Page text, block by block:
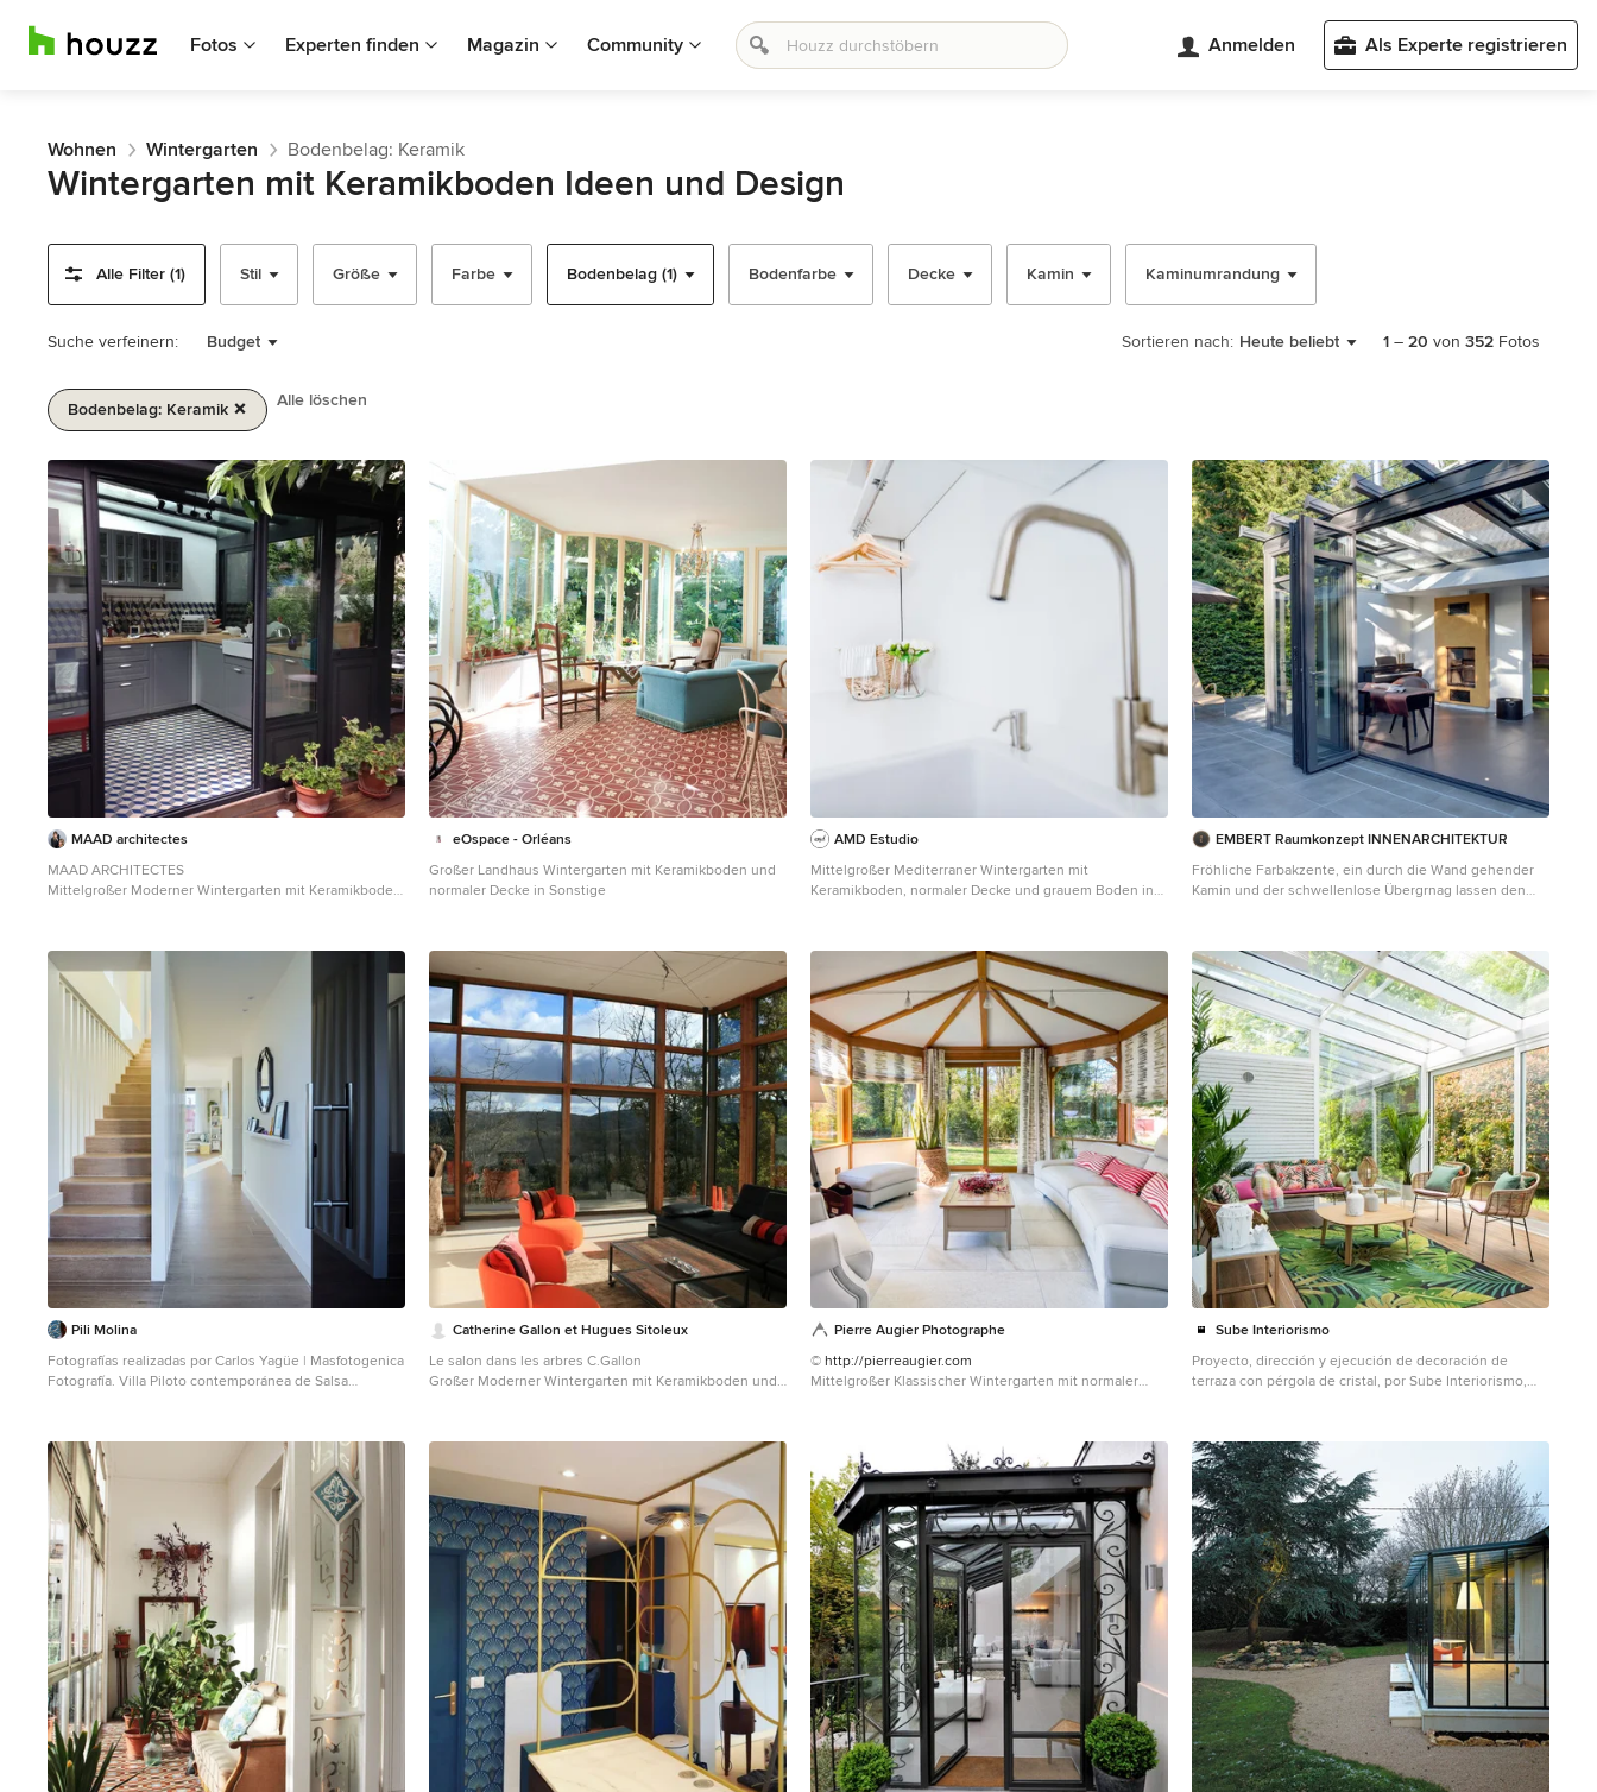
Fotos Experten finden Magazin Community Anmelden Als Experte registrieren
Wohnen Wintergarten Bodenbelag: Keramik
Wintergarten mit Keramikboden Ideen und Design
Alle Filter (1) Stil Größe Farbe Bodenbelag (1) Bodenfarbe Decke Kamin Kaminumrandung
Suche verfeinern: Budget Sortieren nach: Heute beliebt 1 – 20 von 352 Fotos
Bodenbelag: Keramik Alle löschen
von
2
MAAD architectes
MAAD ARCHITECTES
Mittelgroßer Moderner Wintergarten mit Keramikboden
eOspace - Orléans
Großer Landhaus Wintergarten mit Keramikboden und
normaler Decke in Sonstige
AMD Estudio
Mittelgroßer Mediterraner Wintergarten mit
Keramikboden, normaler Decke und grauem Boden in
EMBERT Raumkonzept INNENARCHITEKTUR
Fröhliche Farbakzente, ein durch die Wand gehender
Kamin und der schwellenlose Übergrnag lassen den
___________________________________________
_Jan Haeselich Fotografie
Pili Molina
Fotografías realizadas por Carlos Yagüe | Masfotogenica
Fotografía. Villa Piloto contemporánea de Salsa
Molina | Masfotogenica Interiorismo.
Catherine Gallon et Hugues Sitoleux
Le salon dans les arbres C.Gallon
Großer Moderner Wintergarten mit Keramikboden und
Pierre Augier Photographe
© http://pierreaugier.com
Mittelgroßer Klassischer Wintergarten mit normaler
Sube Interiorismo
Proyecto, dirección y ejecución de decoración de
terraza con pérgola de cristal, por Sube Interiorismo,
Interiorismo. Zona de estar con sofás y butacas de
ratán. Mesa de centro con tapa y patas de roble,
modelo LTS System, de Enea Design. Mesas auxiliares
con patas de roble y tapa de mármol. Alfombra de
exterior con motivo tropical en verdes. Cojines en
colores rosas, verdes y motivos tropicales de la firma
Armura. Lámpara de sobre mesa, portátil, para exterior,
en blanco, modelo Koord, de El Torrent, en Susaeta
Iluminación. Decoración de zona de comedor con mesa
de roble modelo Iru, de Ondarreta, y sillas de ratán
natural con patas negras. Accesorios decorativos de
Zara Home. Estilismo: Sube Interiorismo, Bilbao.
www.subeinteriorismo.com Fotografía: Erlantz
Biderbost